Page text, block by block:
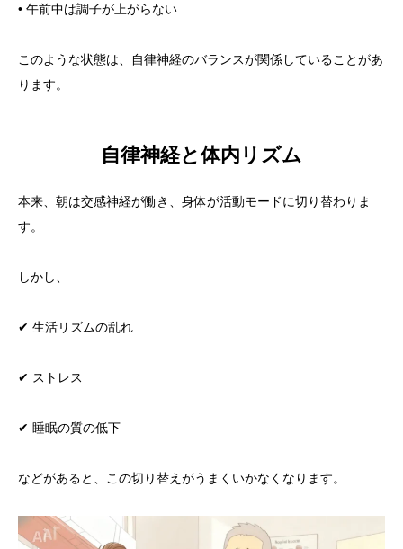
• 午前中は調子が上がらない
このような状態は、自律神経のバランスが関係していることがあ
ります。
自律神経と体内リズム
本来、朝は交感神経が働き、身体が活動モードに切り替わりま
す。
しかし、
✔ 生活リズムの乱れ
✔ ストレス
✔ 睡眠の質の低下
などがあると、この切り替えがうまくいかなくなります。